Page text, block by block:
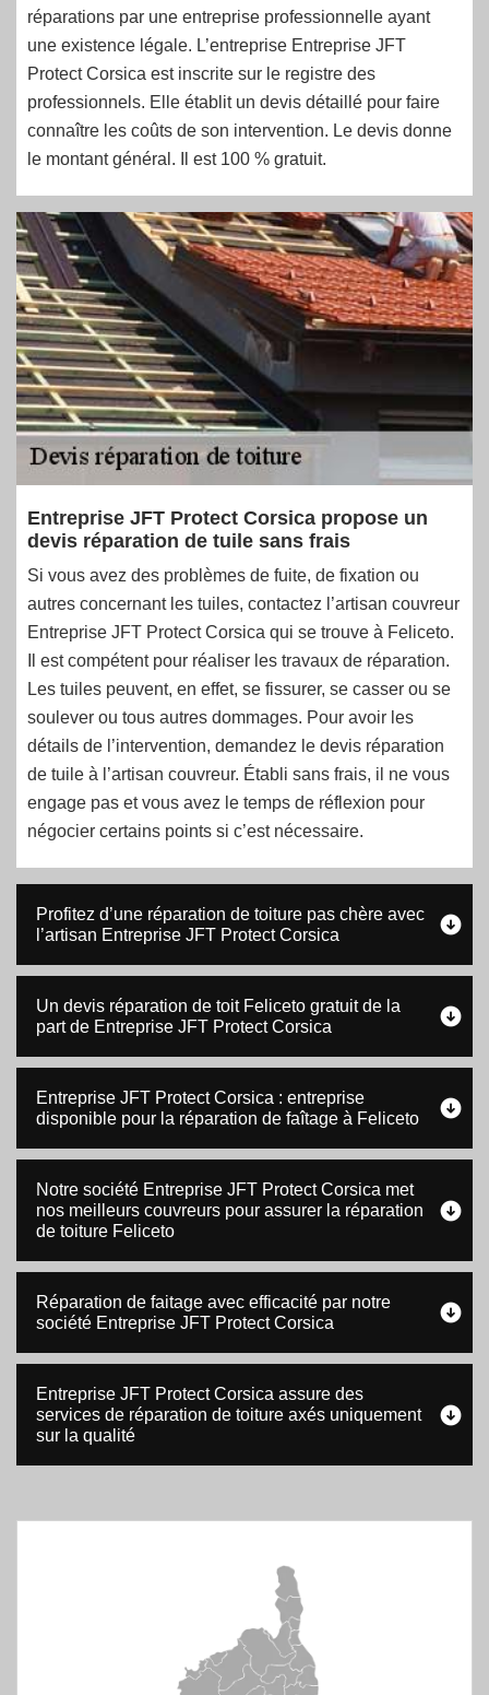
réparations par une entreprise professionnelle ayant
une existence légale. L’entreprise Entreprise JFT
Protect Corsica est inscrite sur le registre des
professionnels. Elle établit un devis détaillé pour faire
connaître les coûts de son intervention. Le devis donne
le montant général. Il est 100 % gratuit.
Entreprise JFT Protect Corsica propose un
devis réparation de tuile sans frais
Si vous avez des problèmes de fuite, de fixation ou
autres concernant les tuiles, contactez l’artisan couvreur
Entreprise JFT Protect Corsica qui se trouve à Feliceto.
Il est compétent pour réaliser les travaux de réparation.
Les tuiles peuvent, en effet, se fissurer, se casser ou se
soulever ou tous autres dommages. Pour avoir les
détails de l’intervention, demandez le devis réparation
de tuile à l’artisan couvreur. Établi sans frais, il ne vous
engage pas et vous avez le temps de réflexion pour
négocier certains points si c’est nécessaire.
Profitez d’une réparation de toiture pas chère avec
l’artisan Entreprise JFT Protect Corsica
Un devis réparation de toit Feliceto gratuit de la
part de Entreprise JFT Protect Corsica
Entreprise JFT Protect Corsica : entreprise
disponible pour la réparation de faîtage à Feliceto
Notre société Entreprise JFT Protect Corsica met
nos meilleurs couvreurs pour assurer la réparation
de toiture Feliceto
Réparation de faitage avec efficacité par notre
société Entreprise JFT Protect Corsica
Entreprise JFT Protect Corsica assure des
services de réparation de toiture axés uniquement
sur la qualité